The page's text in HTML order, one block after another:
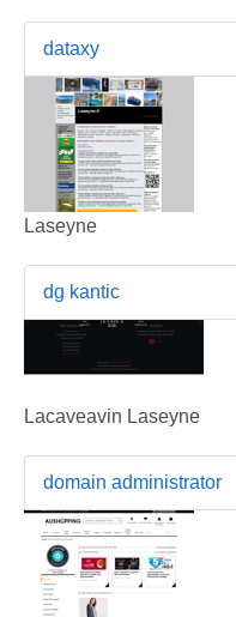
dataxy
Laseyne
dg kantic
Lacaveavin Laseyne
domain administrator